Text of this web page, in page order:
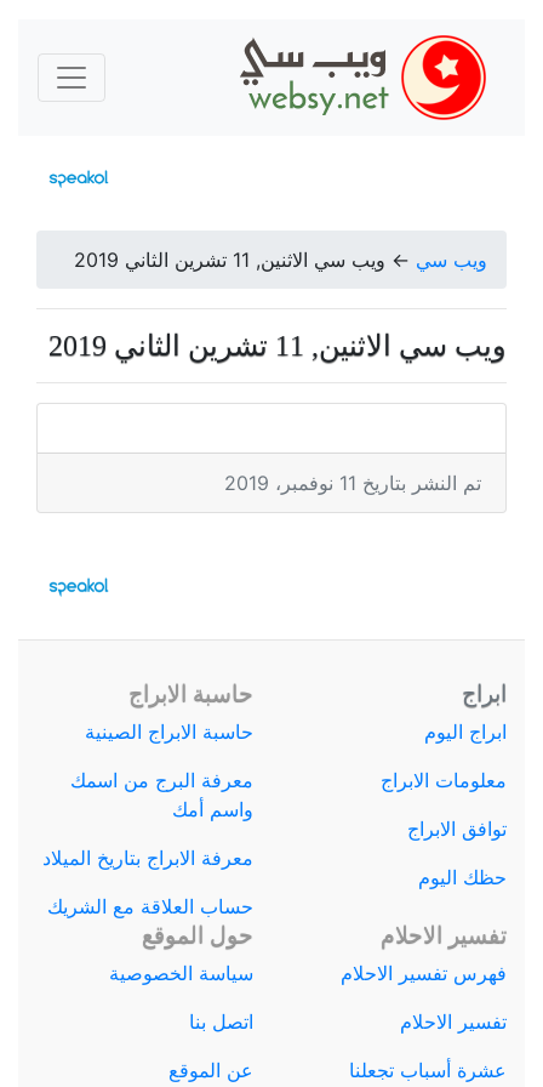
ويب سي ← ويب سي الاثنين, 11 تشرين الثاني 2019
ويب سي الاثنين, 11 تشرين الثاني 2019
تم النشر بتاريخ 11 نوفمبر، 2019
ابراج
ابراج اليوم
معلومات الابراج
توافق الابراج
حظك اليوم
حاسبة الابراج
حاسبة الابراج الصينية
معرفة البرج من اسمك
واسم أمك
معرفة الابراج بتاريخ الميلاد
حساب العلاقة مع الشريك
تفسير الاحلام
فهرس تفسير الاحلام
تفسير الاحلام
عشرة أسباب تجعلنا
حول الموقع
سياسة الخصوصية
اتصل بنا
عن الموقع